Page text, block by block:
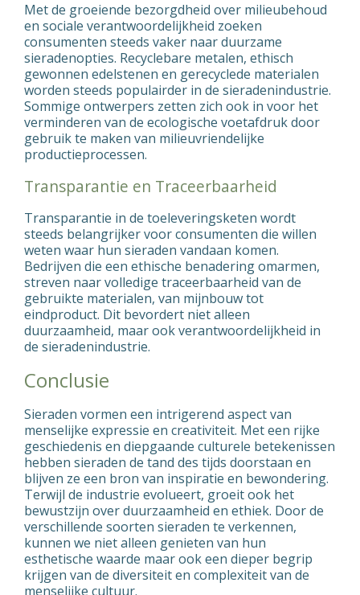
Met de groeiende bezorgdheid over milieubehoud
en sociale verantwoordelijkheid zoeken
consumenten steeds vaker naar duurzame
sieradenopties. Recyclebare metalen, ethisch
gewonnen edelstenen en gerecyclede materialen
worden steeds populairder in de sieradenindustrie.
Sommige ontwerpers zetten zich ook in voor het
verminderen van de ecologische voetafdruk door
gebruik te maken van milieuvriendelijke
productieprocessen.
Transparantie en Traceerbaarheid
Transparantie in de toeleveringsketen wordt
steeds belangrijker voor consumenten die willen
weten waar hun sieraden vandaan komen.
Bedrijven die een ethische benadering omarmen,
streven naar volledige traceerbaarheid van de
gebruikte materialen, van mijnbouw tot
eindproduct. Dit bevordert niet alleen
duurzaamheid, maar ook verantwoordelijkheid in
de sieradenindustrie.
Conclusie
Sieraden vormen een intrigerend aspect van
menselijke expressie en creativiteit. Met een rijke
geschiedenis en diepgaande culturele betekenissen
hebben sieraden de tand des tijds doorstaan en
blijven ze een bron van inspiratie en bewondering.
Terwijl de industrie evolueert, groeit ook het
bewustzijn over duurzaamheid en ethiek. Door de
verschillende soorten sieraden te verkennen,
kunnen we niet alleen genieten van hun
esthetische waarde maar ook een dieper begrip
krijgen van de diversiteit en complexiteit van de
menselijke cultuur.